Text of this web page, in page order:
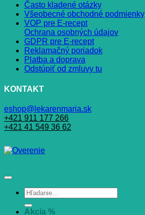
Často kladené otázky
Všeobecné obchodné podmienky
VOP pre E-recept
Ochrana osobných údajov
GDPR pre E-recept
Reklamačný poriadok
Platba a doprava
Odstúpiť od zmluvy tu
KONTAKT
eshop@lekarenmaria.sk
+421 911 177 266
+421 41 549 36 62
Hľadať:
Akcia %